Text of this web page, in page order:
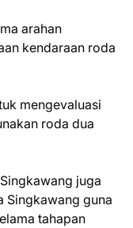
arahan
kendaraan roda
mengevaluasi
roda dua
juga
Singkawang guna
tahapan